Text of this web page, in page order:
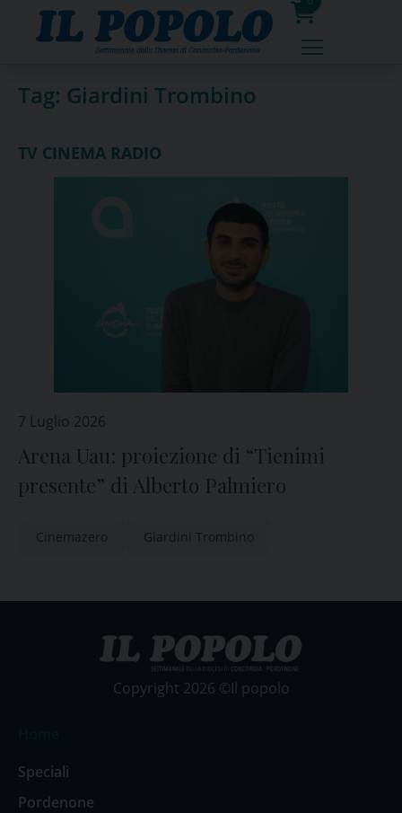
0
prodotti
Tag: Giardini Trombino
TV CINEMA RADIO
7 Luglio 2026
Arena Uau: proiezione di “Tienimi
presente” di Alberto Palmiero
Cinemazero Giardini Trombino
Copyright 2026 ©Il popolo
Speciali
Pordenone